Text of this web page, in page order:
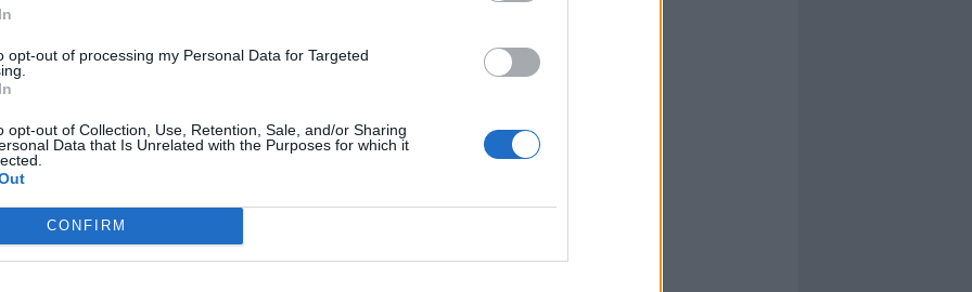
opt-out of processing my Personal Data for Targeted
opt-out of Collection, Use, Retention, Sale, and/or Sharing
Data that Is Unrelated with the Purposes for which it
CONFIRM